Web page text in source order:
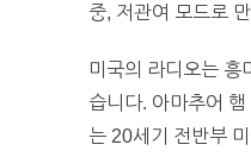
중, 저관여 모드로
미국의 라디오는 흥
습니다. 아마추어
는 20세기 전반부